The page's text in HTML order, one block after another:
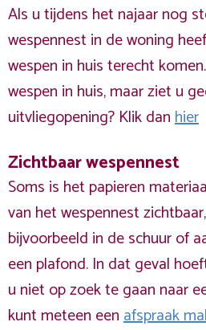
Als u tijdens het najaar nog
wespennest in de woning
wespen in huis terecht
wespen in huis, maar ziet u
uitvliegopening? Klik danhier
Zichtbaar wespennest
Soms is het papieren
van het wespennest zichtbaar,
bijvoorbeeld in de schuur of
een plafond. In dat geval
u niet op zoek te gaan naar
kunt meteen eenafspraak